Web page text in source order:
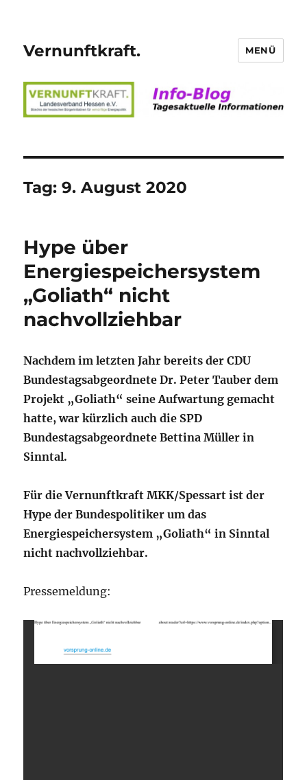
Vernunftkraft. MENÜ
Tag:9. August 2020
Hype über
Energiespeichersystem
„Goliath“ nicht
nachvollziehbar
Nachdem im letzten Jahr bereits der CDU
Bundestagsabgeordnete Dr. Peter Tauber dem
Projekt „Goliath“ seine Aufwartung gemacht
hatte, war kürzlich auch die SPD
Bundestagsabgeordnete Bettina Müller in
Sinntal.
Für die Vernunftkraft MKK/Spessart ist der
Hype der Bundespolitiker um das
Energiespeichersystem „Goliath“ in Sinntal
nicht nachvollziehbar.
Pressemeldung: